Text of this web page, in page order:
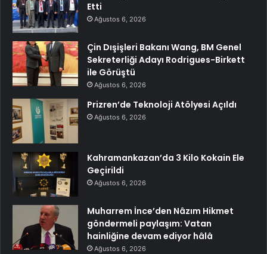
Etti
Ağustos 6, 2026
Çin Dışişleri Bakanı Wang, BM Genel
Sekreterliği Adayı Rodrigues-Birkett
ile Görüştü
Ağustos 6, 2026
Prizren’de Teknoloji Atölyesi Açıldı
Ağustos 6, 2026
Kahramankazan’da 3 Kilo Kokain Ele
Geçirildi
Ağustos 6, 2026
Muharrem İnce’den Nâzım Hikmet
göndermeli paylaşım: Vatan
hainliğine devam ediyor hâlâ
Ağustos 6, 2026